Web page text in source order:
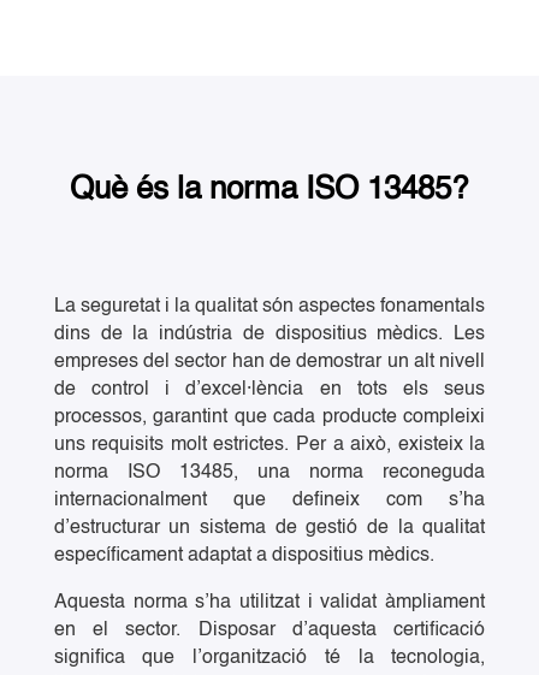
Què és la norma ISO 13485?
La seguretat i la qualitat són aspectes fonamentals
dins de la indústria de dispositius mèdics. Les
empreses del sector han de demostrar un alt nivell
de control i d’excel·lència en tots els seus
processos, garantint que cada producte compleixi
uns requisits molt estrictes. Per a això, existeix la
norma ISO 13485, una norma reconeguda
internacionalment que defineix com s’ha
d’estructurar un sistema de gestió de la qualitat
específicament adaptat a dispositius mèdics.
Aquesta norma s’ha utilitzat i validat àmpliament
en el sector. Disposar d’aquesta certificació
significa que l’organització té la tecnologia,